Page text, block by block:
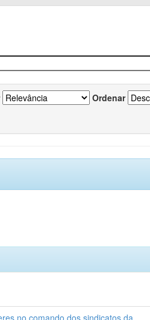
Ordenar
no comando dos sindicatos da